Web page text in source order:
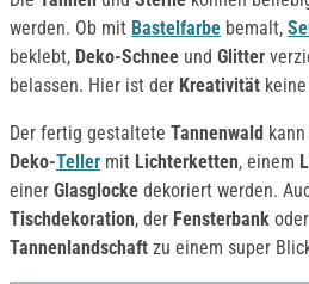
werden. Ob mit Bastelfarbe bemalt,
beklebt, Deko-Schnee und Glitter
belassen. Hier ist der Kreativität
Der fertig gestaltete Tannenwald
Deko-Teller mit Lichterketten, einem
einer Glasglocke dekoriert werden.
Tischdekoration, der Fensterbank oder
Tannenlandschaft zu einem super